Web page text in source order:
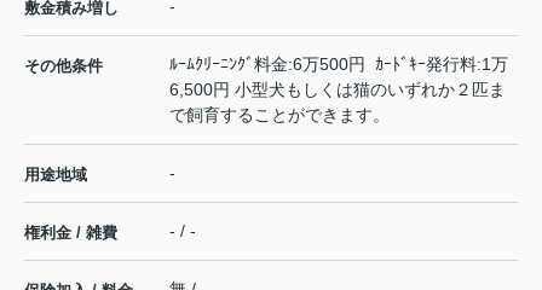
敷金積み増し -
その他条件
ﾙｰﾑｸﾘｰﾆﾝｸﾞ料金:6万500円 ｶｰﾄﾞｷｰ発行料:1万
6,500円 小型犬もしくは猫のいずれか２匹ま
で飼育することができます。
用途地域 -
権利金 / 雑費 - / -